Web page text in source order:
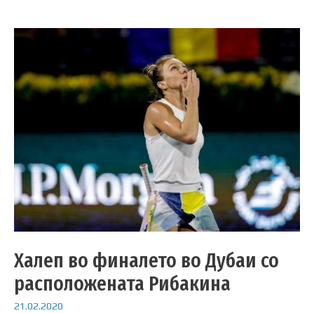
Халеп во финалето во Дубаи со
расположената Рибакина
21.02.2020